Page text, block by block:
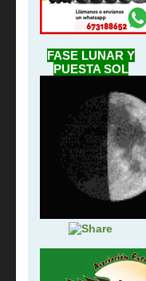
FASE LUNAR Y
PUESTA SOL